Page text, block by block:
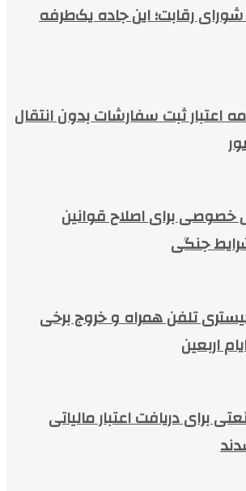
۸۵۶ شورای رقابت؛ این جاده یک‌طرفه
اعتبار ثبت سفارشات بدون انتقال
برای اصلاح قوانین
جنگی
تلفن همراه و خروج برخی
اربعین
برای دریافت اعتبار مالیاتی